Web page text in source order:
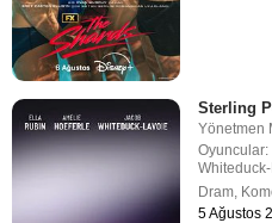
Sterling
Yönetmen
Oyuncular:
Dram
5 Ağustos